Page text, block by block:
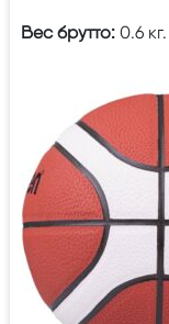
Вес брутто: 0.6 кг.